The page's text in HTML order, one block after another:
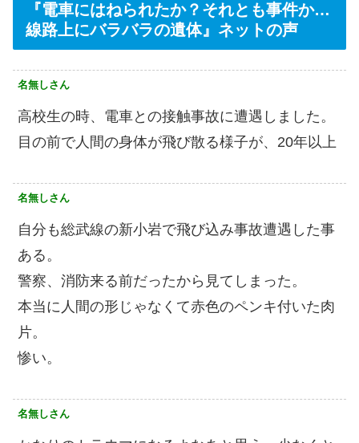
『電車にはねられたか？それとも事件か…
線路上にバラバラの遺体』ネットの声
名無しさん
高校生の時、電車との接触事故に遭遇しました。
目の前で人間の身体が飛び散る様子が、20年以上
名無しさん
自分も総武線の新小岩で飛び込み事故遭遇した事
ある。
警察、消防来る前だったから見てしまった。
本当に人間の形じゃなくて赤色のペンキ付いた肉
片。
惨い。
名無しさん